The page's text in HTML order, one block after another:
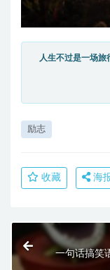
人生不过是一场
励志
收藏 海
一句话搞笑